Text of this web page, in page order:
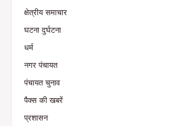
क्षेत्रीय समाचार
घटना दुर्घटना
धर्म
नगर पंचायत
पंचायत चुनाव
पैक्स की खबरें
प्रशासन